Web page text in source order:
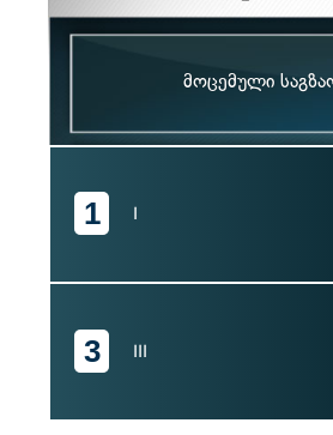
მოცემული
1 I
3 III